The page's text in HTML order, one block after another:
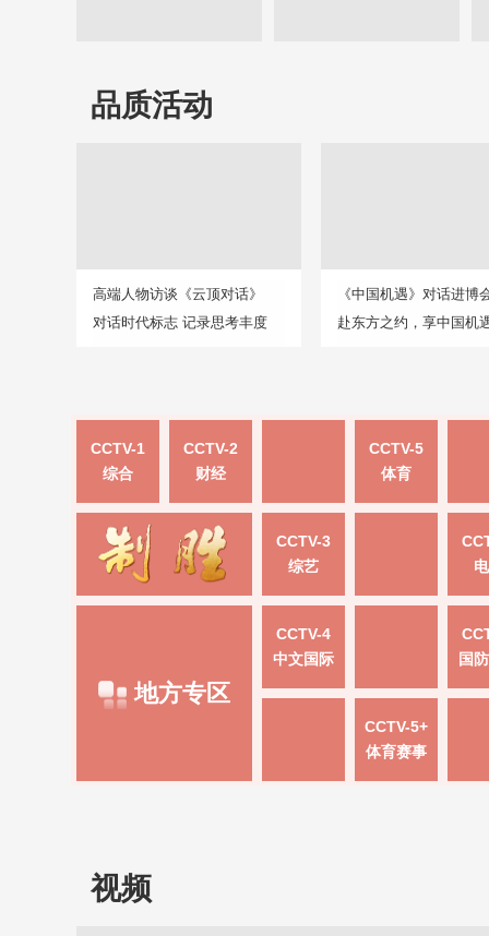
品质活动
高端人物访谈《云顶对话》
对话时代标志 记录思考丰度
《中国机遇》对话进博
赴东方之约，享中国机
CCTV-1
综合
CCTV-2
财经
CCTV-5
体育
CCTV-3
综艺
地方专区
CCTV-4
中文国际
国
CCTV-5+
体育赛事
视频